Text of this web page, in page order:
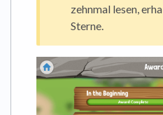
zehnmal lesen,
Sterne.